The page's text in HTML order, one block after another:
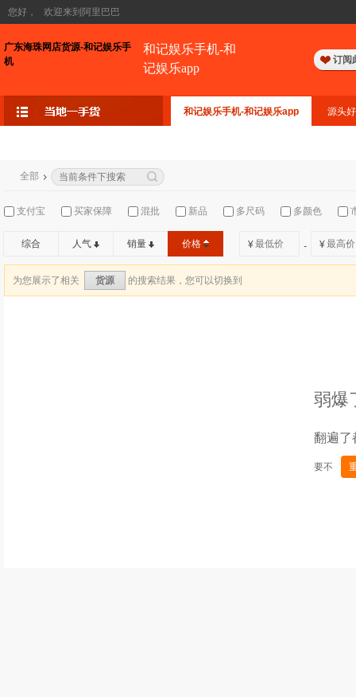
您好， 欢迎来到阿里巴巴
广东海珠网店货源-和记娱乐手
机
和记娱乐手机-和
记娱乐app
订阅
和记娱乐手机-和记娱乐app 源头
全部
支付宝 买家保障 混批 新品 多尺码 多颜色
综合 人气 销量 价格 ¥ - ¥
为您展示了相关 货源 的搜索结果，您可以切换到
弱爆
翻遍了
要不